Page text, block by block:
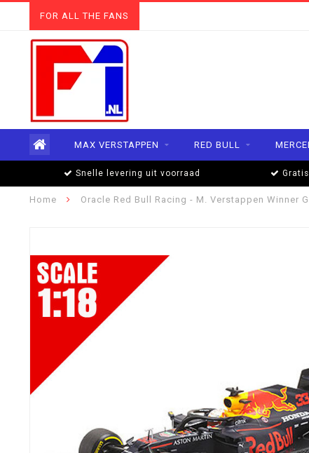
FOR ALL THE FANS
MAX VERSTAPPEN RED BULL
Snelle levering uit voorraad
Home Oracle Red Bull Racing - M. Verstappen Winner